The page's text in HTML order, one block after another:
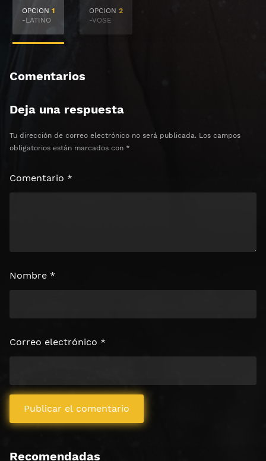
Haz clic 3 veces en el botón para desbloquear el
⏰ El acceso expira en 1 hora
OPCION 1
-LATINO
OPCION 2
-VOSE
Comentarios
Deja una respuesta
Tu dirección de correo electrónico no será publicada. Los campos
obligatorios están marcados con *
Comentario *
Nombre *
Correo electrónico *
Recomendadas